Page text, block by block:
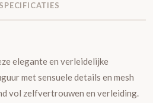
SPECIFICATIES
elegante en verleidelijke
met sensuele details en mesh
vol zelfvertrouwen en verleiding.